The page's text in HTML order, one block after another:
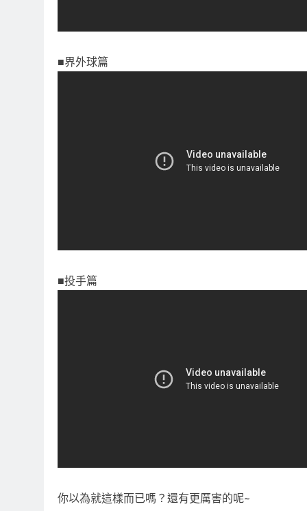
■界外球篇
■投手篇
你以為就這樣而已嗎？還有更厲害的呢~